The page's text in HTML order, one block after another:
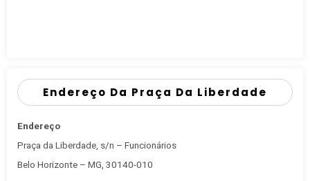
Endereço Da Praça Da Liberdade
Endereço
Praça da Liberdade, s/n – Funcionários
Belo Horizonte – MG, 30140-010